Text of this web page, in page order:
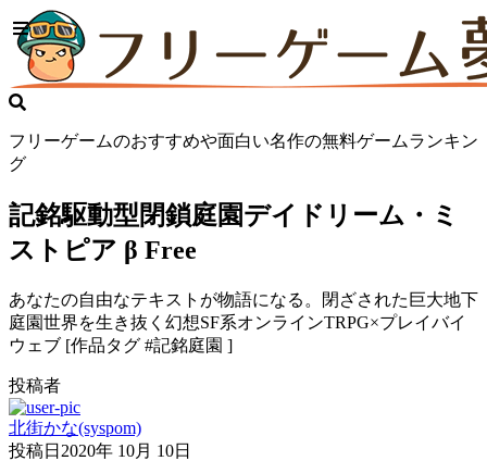
フリーゲームのおすすめや面白い名作の無料ゲームランキン
グ
記銘駆動型閉鎖庭園デイドリーム・ミ
ストピア β Free
あなたの自由なテキストが物語になる。閉ざされた巨大地下
庭園世界を生き抜く幻想SF系オンラインTRPG×プレイバイ
ウェブ [作品タグ #記銘庭園 ]
投稿者
北街かな(syspom)
投稿日 2020年 10月 10日